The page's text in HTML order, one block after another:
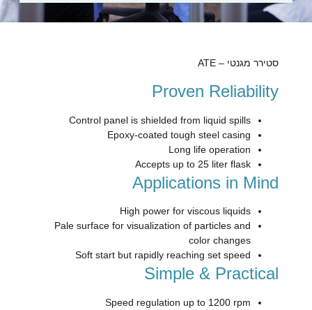
סטירר מגנטי – ATE
Proven Reliability
Control panel is shielded from liquid spills
Epoxy-coated tough steel casing
Long life operation
Accepts up to 25 liter flask
Applications in Mind
High power for viscous liquids
Pale surface for visualization of particles and
color changes
Soft start but rapidly reaching set speed
Simple & Practical
Speed regulation up to 1200 rpm